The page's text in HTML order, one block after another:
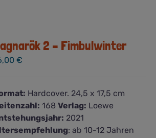
2 – Fimbulwinter
€
Hardcover. 24,5 x 17,5 cm
168Verlag: Loewe
2021
: ab 10-12 Jahren